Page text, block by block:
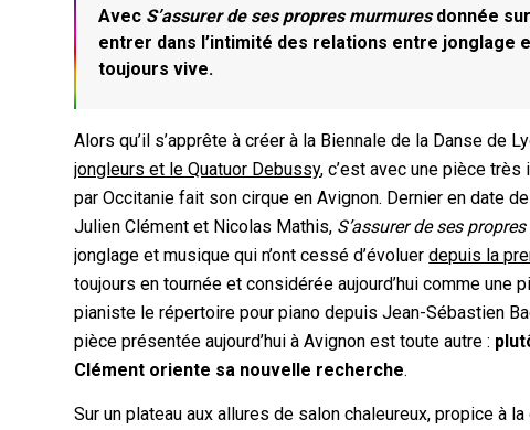
Avec S’assurer de ses propres murmuresdonnée
entrer dans l’intimité des relations entre jonglage
toujours vive.
Alors qu’il s’apprête à créer à la Biennale de la Danse de
jongleurs et le Quatuor Debussy, c’est avec une pièce
par Occitanie fait son cirque en Avignon. Dernier en date
Julien Clément et Nicolas Mathis, S’assurer de ses
jonglage et musique qui n’ont cessé d’évoluerdepuis la
toujours en tournée et considérée aujourd’hui comme
pianiste le répertoire pour piano depuis Jean-Sébastien
pièce présentée aujourd’hui à Avignon est toute autre :
Clément oriente sa nouvelle recherche.
Sur un plateau aux allures de salon chaleureux, propice à